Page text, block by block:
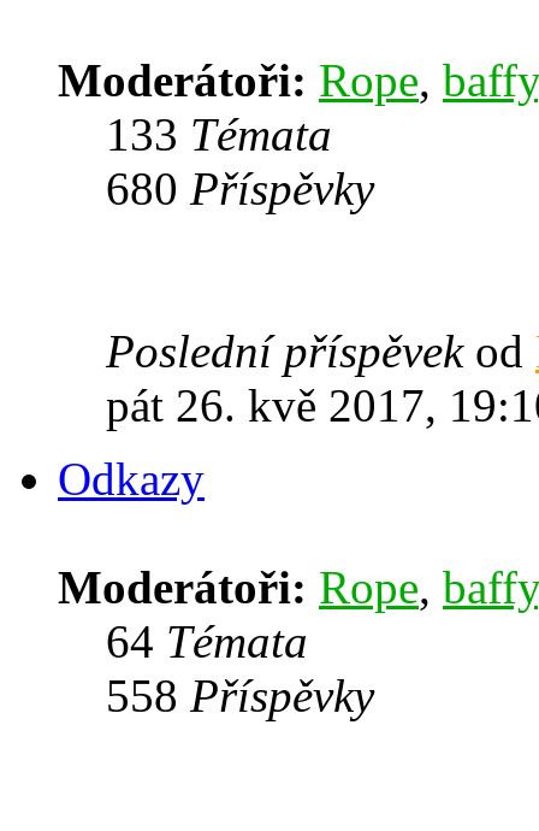
Moderátoři: Rope, baffy
133 Témata
680 Příspěvky
Poslední příspěvekod
pát 26. kvě 2017,
Odkazy
Moderátoři: Rope, baffy
64 Témata
558 Příspěvky